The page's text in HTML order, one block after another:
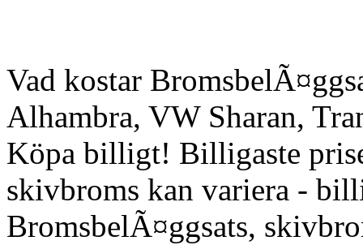
Vad kostar
Alhambra, VW Sharan,
Köpa billigt! Billigaste
skivbroms kan variera -
BromsbelÃ¤ggsats,